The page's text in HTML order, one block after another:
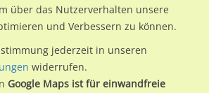
am Standort
VS in Krefeld, Stadt.
unserer Werbeflächen individuelle und
undLeistungswerte. Damit
über das Nutzerverhalten unsere
und Verbessern zu können.
jederzeit in unseren
widerrufen.
Google Maps ist für einwandfreie